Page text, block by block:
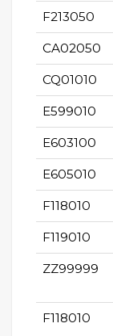
F213050
CA02050
CQ01010
E599010
E603100
E605010
F118010
F119010
ZZ99999
F118010